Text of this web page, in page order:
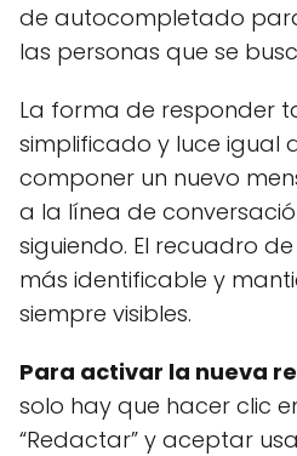
de autocompletado
las personas que se
La forma de responder
simplificado y luce igual
componer un nuevo
a la línea de
siguiendo. El recuadro
más identificable y
siempre visibles.
Para activar la nueva
solo hay que hacer clic
“Redactar” y aceptar